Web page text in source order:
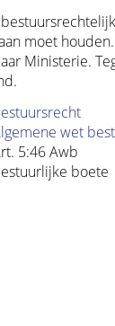
moet
Ministerie.
wet
5:46 Awb
boete